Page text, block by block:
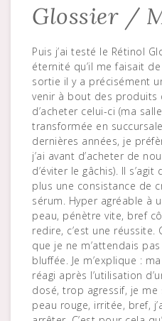
Glossier /
Puis j’ai testé le Rétinol
éternité qu’il me faisait
sortie il y a précisément
venir à bout des produits
d’acheter celui-ci (ma
transformée en
dernières années, je
j’ai avant d’acheter de
d’éviter le gâchis). Il
plus une consistance de
sérum. Hyper agréable à
peau, pénètre vite, bref
redire, c’est une
que je ne m’attendais
bluffée. Je m’explique :
réagi après l’utilisation
dosé, trop agressif, je me
peau rouge, irritée, bref,